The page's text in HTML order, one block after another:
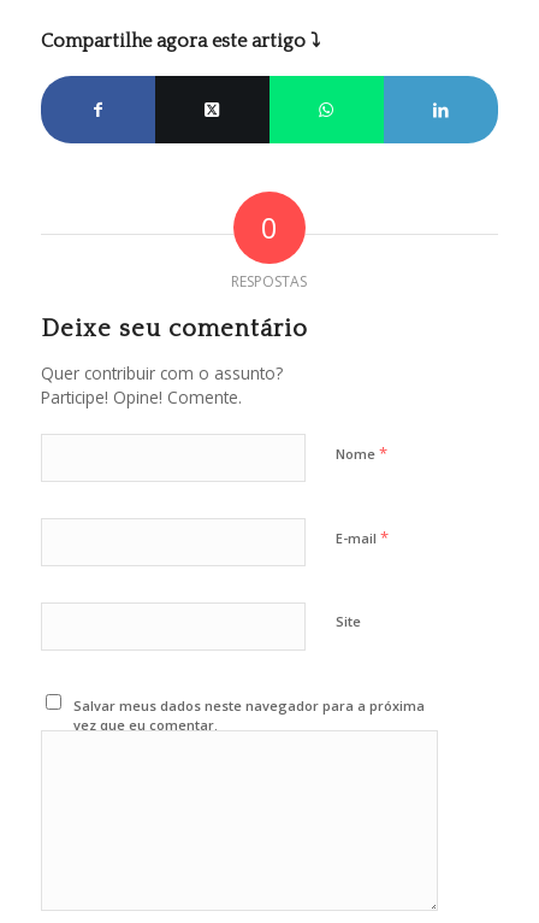
Compartilhe agora este artigo ⤵
0
RESPOSTAS
Deixe seu comentário
Quer contribuir com o assunto?
Participe! Opine! Comente.
Nome *
E-mail *
Site
Salvar meus dados neste navegador para a próxima
vez que eu comentar.